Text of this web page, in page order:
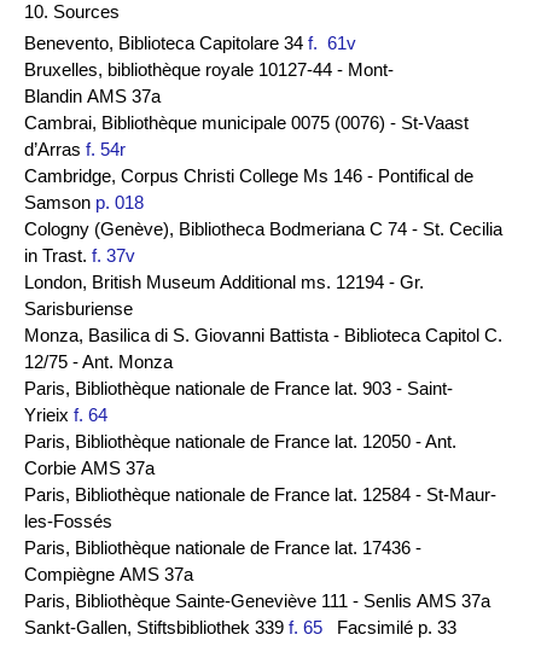
10. Sources
Benevento, Biblioteca Capitolare 34 f. 61v
Bruxelles, bibliothèque royale 10127-44 - Mont-
Blandin AMS 37a
Cambrai, Bibliothèque municipale 0075 (0076) - St-Vaast
d’Arras f. 54r
Cambridge, Corpus Christi College Ms 146 - Pontifical de
Samson p. 018
Cologny (Genève), Bibliotheca Bodmeriana C 74 - St. Cecilia
in Trast. f. 37v
London, British Museum Additional ms. 12194 - Gr.
Sarisburiense
Monza, Basilica di S. Giovanni Battista - Biblioteca Capitol C.
12/75 - Ant. Monza
Paris, Bibliothèque nationale de France lat. 903 - Saint-
Yrieix f. 64
Paris, Bibliothèque nationale de France lat. 12050 - Ant.
Corbie AMS 37a
Paris, Bibliothèque nationale de France lat. 12584 - St-Maur-
les-Fossés
Paris, Bibliothèque nationale de France lat. 17436 -
Compiègne AMS 37a
Paris, Bibliothèque Sainte-Geneviève 111 - Senlis AMS 37a
Sankt-Gallen, Stiftsbibliothek 339 f. 65 Facsimilé p. 33